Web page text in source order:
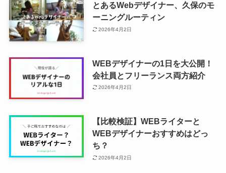
とあるWebデザイナー、久保のモ
ーニングルーティン
2026年4月2日
WEBデザイナーの1日を大公開！
会社員とフリーランス両方紹介
2026年4月2日
【比較検証】WEBライターと
WEBデザイナーおすすめはどっ
ち？
2026年4月2日